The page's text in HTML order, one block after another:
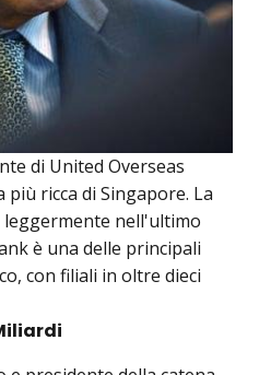
di United Overseas
ricca di Singapore. La
leggermente nell'ultimo
è una delle principali
con filiali in oltre dieci